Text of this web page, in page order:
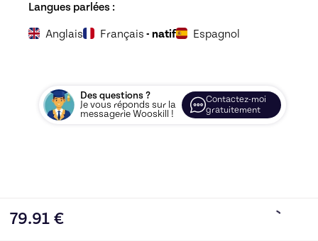
Langues parlées :
Anglais Français - natif Espagnol
Des questions ?
Je vous réponds sur la
messagerie Wooskill !
Contactez-moi
gratuitement
79.91 €